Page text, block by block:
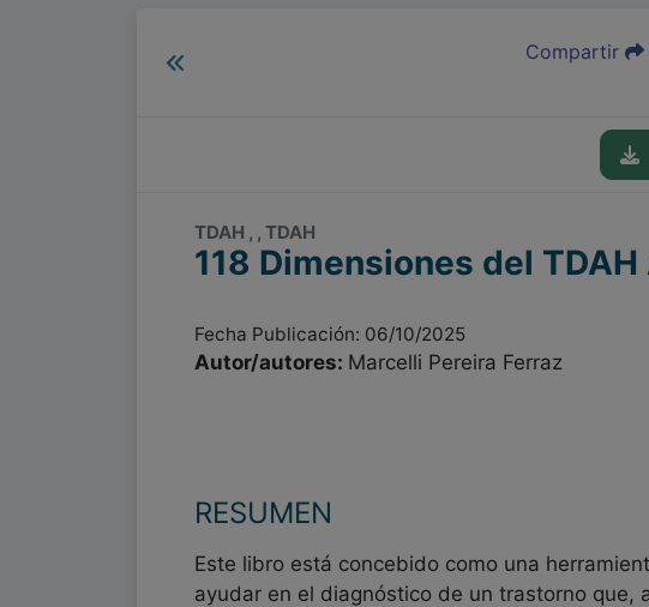
Compartir
TDAH , , TDAH
118 Dimensiones del
Fecha Publicación: 06/10/2025
Autor/autores: Marcelli Pereira Ferraz
RESUMEN
Este libro está concebido como una
ayudar en el diagnóstico de un trastorno que,